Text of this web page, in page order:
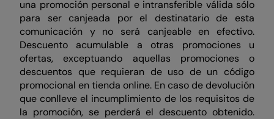
una promoción personal e intransferible válida sólo
para ser canjeada por el destinatario de esta
comunicación y no será canjeable en efectivo.
Descuento acumulable a otras promociones u
ofertas, exceptuando aquellas promociones o
descuentos que requieran de uso de un código
promocional en tienda online. En caso de devolución
que conlleve el incumplimiento de los requisitos de
la promoción, se perderá el descuento obtenido.